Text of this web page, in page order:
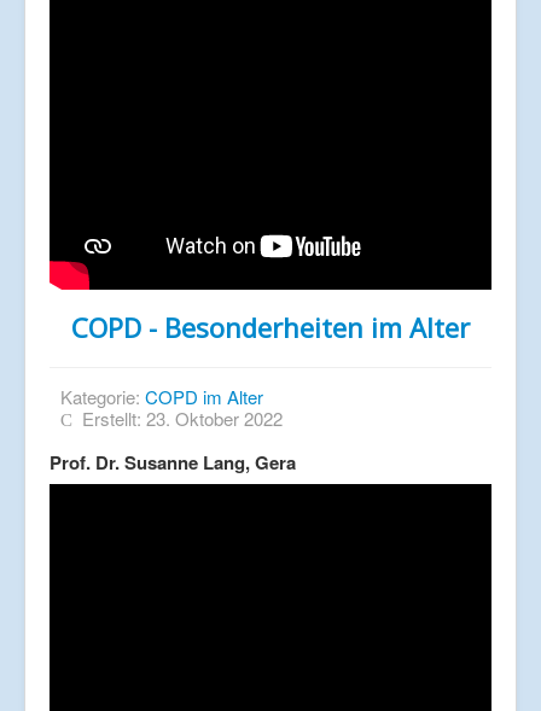
COPD - Besonderheiten im Alter
Kategorie: COPD im Alter
Erstellt: 23. Oktober 2022
Prof. Dr. Susanne Lang, Gera